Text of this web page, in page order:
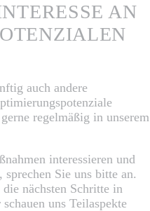
AN
auch andere
regelmäßig in unserem
interessieren und
Sie uns bitte an.
nächsten Schritte in
uns Teilaspekte